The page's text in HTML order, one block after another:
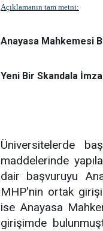
Açıklamanın tam metni:
Anayasa Mahkemesi
Yeni Bir Skandala İmza
Üniversitelerde
maddelerinde
dair başvuruyu
MHP'nin ortak
ise Anayasa
girişimde